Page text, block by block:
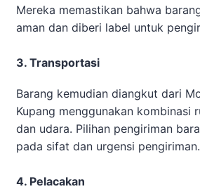
Mereka memastikan bahwa
aman dan diberi label untuk
3. Transportasi
Barang kemudian diangkut dari
Kupang menggunakan kombinasi
dan udara. Pilihan pengiriman
pada sifat dan urgensi pengiriman.
4. Pelacakan